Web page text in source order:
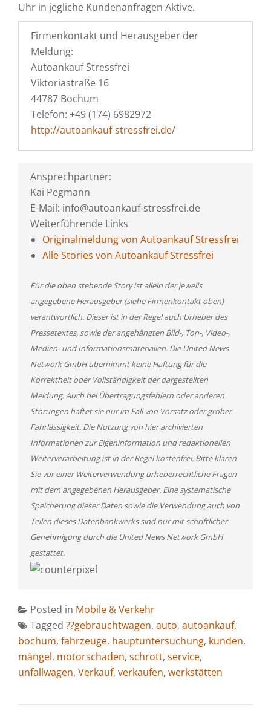
Uhr in jegliche Kundenanfragen Aktive.
Firmenkontakt und Herausgeber der
Meldung:
Autoankauf Stressfrei
Viktoriastraße 16
44787 Bochum
Telefon: +49 (174) 6982972
http://autoankauf-stressfrei.de/
Ansprechpartner:
Kai Pegmann
E-Mail: info@autoankauf-stressfrei.de
Weiterführende Links
Originalmeldung von Autoankauf Stressfrei
Alle Stories von Autoankauf Stressfrei
Für die oben stehende Story ist allein der jeweils
angegebene Herausgeber (siehe Firmenkontakt oben)
verantwortlich. Dieser ist in der Regel auch Urheber des
Pressetextes, sowie der angehängten Bild-, Ton-, Video-,
Medien- und Informationsmaterialien. Die United News
Network GmbH übernimmt keine Haftung für die
Korrektheit oder Vollständigkeit der dargestellten
Meldung. Auch bei Übertragungsfehlern oder anderen
Störungen haftet sie nur im Fall von Vorsatz oder grober
Fahrlässigkeit. Die Nutzung von hier archivierten
Informationen zur Eigeninformation und redaktionellen
Weiterverarbeitung ist in der Regel kostenfrei. Bitte klären
Sie vor einer Weiterverwendung urheberrechtliche Fragen
mit dem angegebenen Herausgeber. Eine systematische
Speicherung dieser Daten sowie die Verwendung auch von
Teilen dieses Datenbankwerks sind nur mit schriftlicher
Genehmigung durch die United News Network GmbH
gestattet.
Posted in Mobile & Verkehr
Tagged ??gebrauchtwagen, auto, autoankauf,
bochum, fahrzeuge, hauptuntersuchung, kunden,
mängel, motorschaden, schrott, service,
unfallwagen, Verkauf, verkaufen, werkstätten